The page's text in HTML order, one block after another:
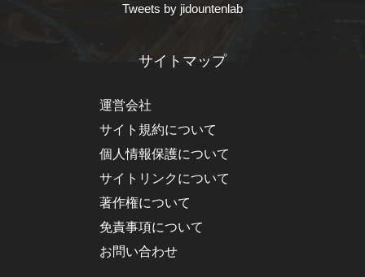
Tweets by jidountenlab
サイトマップ
運営会社
サイト規約について
個人情報保護について
サイトリンクについて
著作権について
免責事項について
お問い合わせ